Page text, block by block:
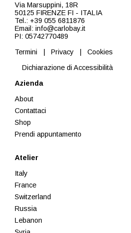
Via Marsuppini, 18R
50125 FIRENZE FI - ITALIA
Tel.: +39 055 6811876
Email: info@carlobay.it
PI: 05742770489
Termini
Privacy
Cookies
Dichiarazione di Accessibilità
Azienda
About
Contattaci
Shop
Prendi appuntamento
Atelier
Italy
France
Switzerland
Russia
Lebanon